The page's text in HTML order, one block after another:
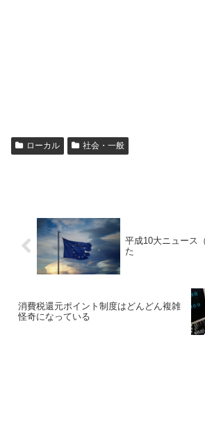
ローカル 社会・一般
平成10大ニュース
た
消費税還元ポイント制度はどんどん複雑
怪奇になっている